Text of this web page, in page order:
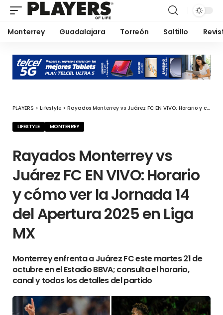
Monterrey Guadalajara Torreón Saltillo
PLAYERS > Lifestyle > Rayados Monterrey vs Juárez FC EN VIVO: Horario y cómo ver la Jornada 14 del Apertura 2025 en Liga MX
LIFESTYLE MONTERREY
Rayados Monterrey vs
Juárez FC EN VIVO: Horario
y cómo ver la Jornada 14
del Apertura 2025 en Liga
MX
Monterrey enfrenta a Juárez FC este martes 21 de
octubre en el Estadio BBVA; consulta el horario,
canal y todos los detalles del partido